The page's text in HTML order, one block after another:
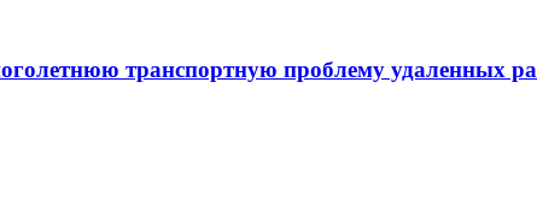
транспортную проблему удаленных